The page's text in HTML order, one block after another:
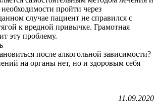
пройти через
случае пациент не справился с
к вредной привычке. Грамотная
эту проблему.
после алкогольной зависимости?
на органы нет, но и здоровым себя
11.09.2020